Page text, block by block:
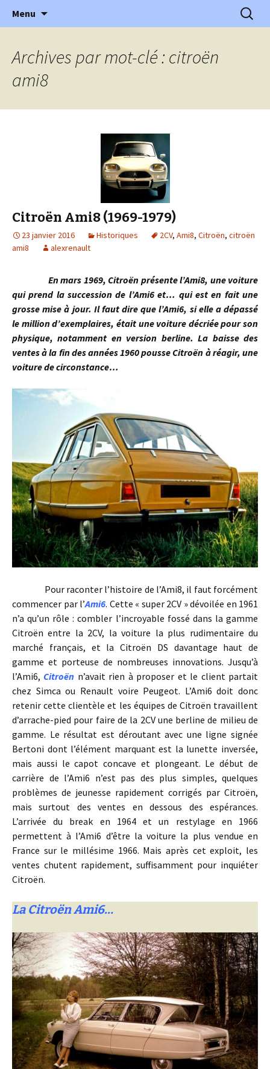
l'Automobile Ancienne
l'automobile ancienne : articles, historiques
…
Menu
Archives par mot-clé : citroën
ami8
Citroën Ami8 (1969-1979)
23 janvier 2016 Historiques 2CV, Ami8, Citroën, citroën
ami8
alexrenault
En mars 1969, Citroën présente l’Ami8, une voiture
qui prend la succession de l’Ami6 et… qui est en fait une
grosse mise à jour. Il faut dire que l’Ami6, si elle a dépassé
le million d’exemplaires, était une voiture décriée pour son
physique, notamment en version berline. La baisse des
ventes à la fin des années 1960 pousse Citroën à réagir, une
voiture de circonstance…
Pour raconter l’histoire de l’Ami8, il faut forcément
commencer par l’Ami6. Cette « super 2CV » dévoilée en 1961
n’a qu’un rôle : combler l’incroyable fossé dans la gamme
Citroën entre la 2CV, la voiture la plus rudimentaire du
marché français, et la Citroën DS davantage haut de
gamme et porteuse de nombreuses innovations. Jusqu’à
l’Ami6, Citroën n’avait rien à proposer et le client partait
chez Simca ou Renault voire Peugeot. L’Ami6 doit donc
retenir cette clientèle et les équipes de Citroën travaillent
d’arrache-pied pour faire de la 2CV une berline de milieu de
gamme. Le résultat est déroutant avec une ligne signée
Bertoni dont l’élément marquant est la lunette inversée,
mais aussi le capot concave et plongeant. Le début de
carrière de l’Ami6 n’est pas des plus simples, quelques
problèmes de jeunesse rapidement corrigés par Citroën,
mais surtout des ventes en dessous des espérances.
L’arrivée du break en 1964 et un restylage en 1966
permettent à l’Ami6 d’être la voiture la plus vendue en
France sur le millésime 1966. Mais après cet exploit, les
ventes chutent rapidement, suffisamment pour inquiéter
Citroën.
La Citroën Ami6…